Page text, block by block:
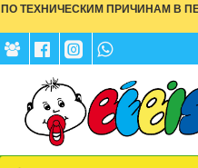
ПО ТЕХНИЧЕСКИМ ПРИЧИНАМ В